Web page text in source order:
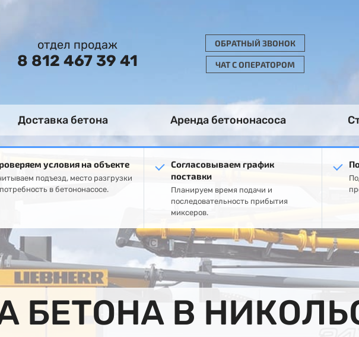
отдел продаж
8 812 467 39 41
ОБРАТНЫЙ ЗВОНОК
ЧАТ С ОПЕРАТОРОМ
Доставка бетона Аренда бетононасоса
условия на объекте
подъезд, место разгрузки
в бетононасосе.
Согласовываем график
поставки
Планируем время подачи и
последовательность прибытия
миксеров.
БЕТОНА В